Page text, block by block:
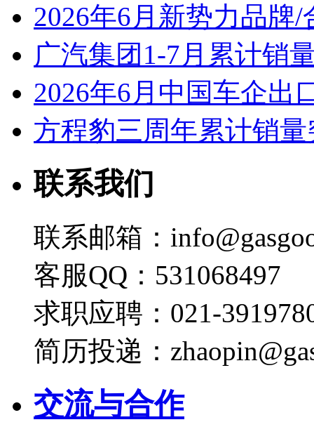
2026年6月新势力品牌
广汽集团1-7月累计销
2026年6月中国车企出
方程豹三周年累计销
联系我们
联系邮箱：
客服QQ：531068497
求职应聘：021-
简历投递：
交流与合作